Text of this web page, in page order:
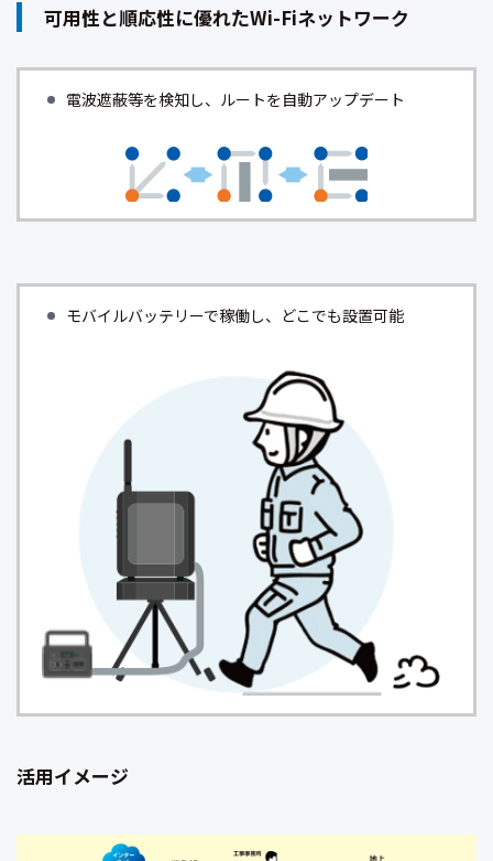
可用性と順応性に優れたWi-Fiネットワーク
電波遮蔽等を検知し、ルートを自動アップデート
モバイルバッテリーで稼働し、どこでも設置可能
活用イメージ